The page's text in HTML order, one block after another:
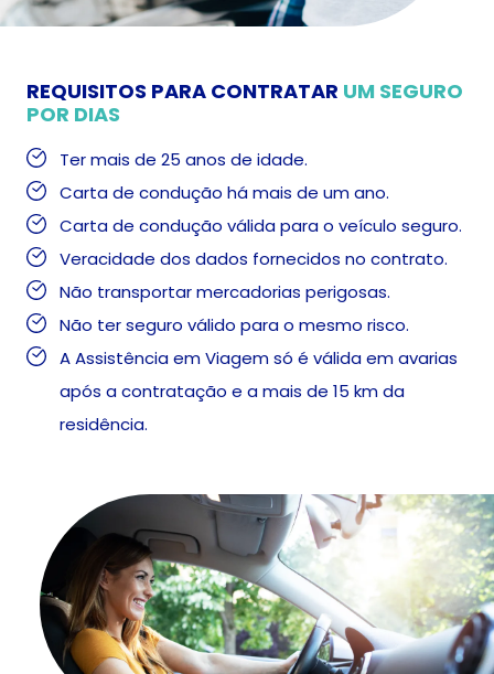
REQUISITOS PARA CONTRATAR UM SEGURO
POR DIAS
Ter mais de 25 anos de idade.
Carta de condução há mais de um ano.
Carta de condução válida para o veículo seguro.
Veracidade dos dados fornecidos no contrato.
Não transportar mercadorias perigosas.
Não ter seguro válido para o mesmo risco.
A Assistência em Viagem só é válida em avarias
após a contratação e a mais de 15 km da
residência.